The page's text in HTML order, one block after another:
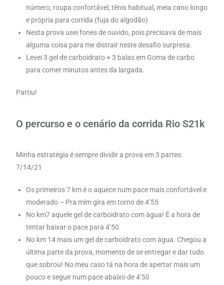
número, roupa confortável, tênis habitual, meia cano longo
e própria para corrida (fuja do algodão)
Nesta prova usei fones de ouvido, pois precisava de mais
alguma coisa para me distrair neste desafio surpresa.
Levei 3 gel de carboidrato + 3 balas em Goma de carbo
para comer minutos antes da largada.
Partiu!
O percurso e o cenário da corrida Rio S21k
Minha estratégia é sempre dividir a prova em 3 partes:
7/14/21
Os primeiros 7 km é o aquece num pace mais confortável e
moderado – Pra mim gira em torno de 4’55
No km7 aquele gel de carboidrato com água! É a hora de
tentar baixar o pace para 4’50
No km 14 mais um gel de carboidrato com água. Chegou a
última parte da prova, momento de se entregar e dar tudo
que sobrou! No meu caso tá na hora de apertar mais um
pouco e seguir num pace abaixo de 4’50